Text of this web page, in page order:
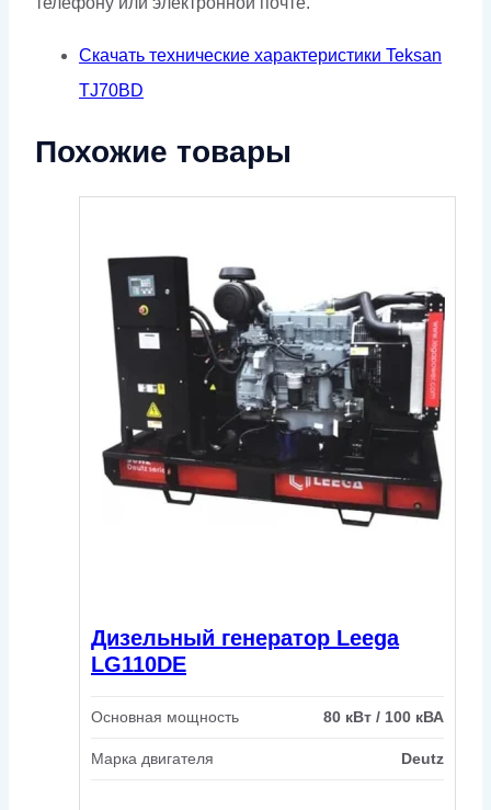
Скачать технические характеристики Teksan
TJ70BD
Похожие товары
Дизельный генератор Leega
LG110DE
Основная мощность 80 кВт / 100 кВА
Марка двигателя Deutz